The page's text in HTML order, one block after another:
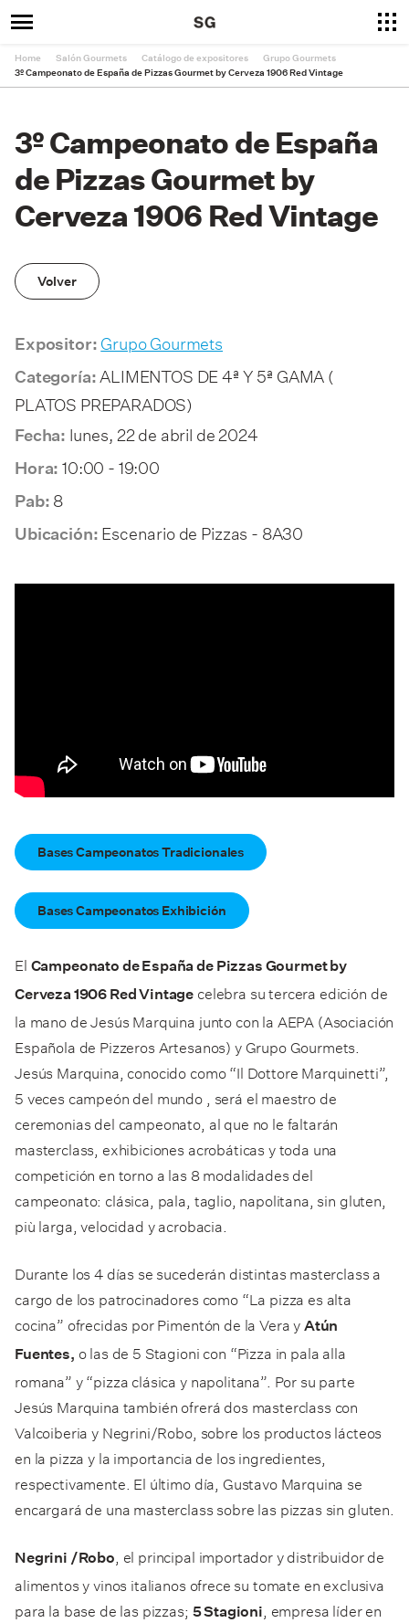
Home Salón Gourmets Catálogo de expositores
Grupo Gourmets
3º Campeonato de España de Pizzas Gourmet by Cerveza 1906 Red Vintage
3º Campeonato de España
de Pizzas Gourmet by
Cerveza 1906 Red Vintage
Volver
Expositor: Grupo Gourmets
Categoría: ALIMENTOS DE 4ª Y 5ª GAMA (
PLATOS PREPARADOS)
Fecha: lunes, 22 de abril de 2024
Hora: 10:00 - 19:00
Pab: 8
Ubicación: Escenario de Pizzas - 8A30
Bases Campeonatos Tradicionales
Bases Campeonatos Exhibición
El Campeonato de España de Pizzas Gourmet by
Cerveza 1906 Red Vintage celebra su tercera edición de
la mano de Jesús Marquina junto con la AEPA (Asociación
Española de Pizzeros Artesanos) y Grupo Gourmets.
Jesús Marquina, conocido como “Il Dottore Marquinetti”,
5 veces campeón del mundo , será el maestro de
ceremonias del campeonato, al que no le faltarán
masterclass, exhibiciones acrobáticas y toda una
competición en torno a las 8 modalidades del
campeonato: clásica, pala, taglio, napolitana, sin gluten,
più larga, velocidad y acrobacia.
Durante los 4 días se sucederán distintas masterclass a
cargo de los patrocinadores como “La pizza es alta
cocina” ofrecidas por Pimentón de la Vera y Atún
Fuentes, o las de 5 Stagioni con “Pizza in pala alla
romana” y “pizza clásica y napolitana”. Por su parte
Jesús Marquina también ofrerá dos masterclass con
Valcoiberia y Negrini/Robo, sobre los productos lácteos
en la pizza y la importancia de los ingredientes,
respectivamente. El último día, Gustavo Marquina se
encargará de una masterclass sobre las pizzas sin gluten.
Negrini /Robo , el principal importador y distribuidor de
alimentos y vinos italianos ofrece su tomate en exclusiva
para la base de las pizzas; 5 Stagioni , empresa líder en